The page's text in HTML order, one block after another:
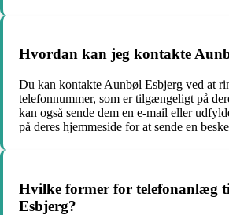
Hvordan kan jeg kontakte
Du kan kontakte Aunbøl Esbjerg ved at
telefonnummer, som er tilgængeligt på
kan også sende dem en e-mail eller
på deres hjemmeside for at sende en
Hvilke former for telefonanlæg
Esbjerg?